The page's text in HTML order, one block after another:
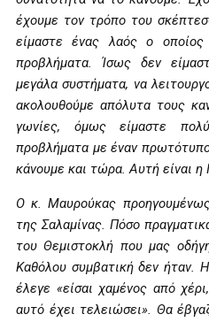
έχουμε τον τρόπο του
είμαστε ένας λαός ο
προβλήματα. Ίσως δεν
μεγάλα συστήματα, να
ακολουθούμε απόλυτα τους
γωνίες, όμως είμαστε
προβλήματα με έναν
κάνουμε και τώρα. Αυτή είναι η
Ο κ. Μαυρούκας
της Σαλαμίνας. Πόσο
του Θεμιστοκλή που μας
Καθόλου συμβατική δεν ήταν.
έλεγε «είσαι χαμένος από
αυτό έχει τελειώσει». Θα